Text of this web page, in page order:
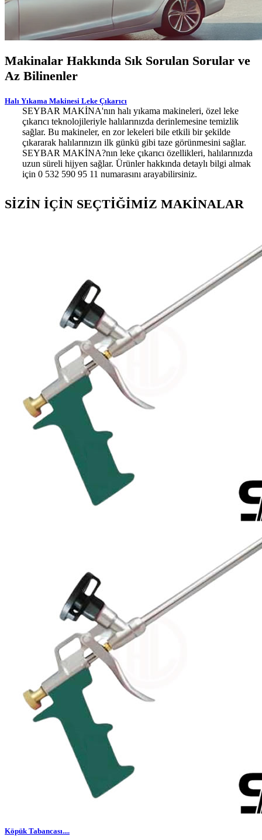
Makinalar Hakkında Sık Sorulan Sorular ve
Az Bilinenler
Halı Yıkama Makinesi Leke Çıkarıcı
SEYBAR MAKİNA'nın halı yıkama makineleri, özel leke
çıkarıcı teknolojileriyle halılarınızda derinlemesine temizlik
sağlar. Bu makineler, en zor lekeleri bile etkili bir şekilde
çıkararak halılarınızın ilk günkü gibi taze görünmesini sağlar.
SEYBAR MAKİNA?nın leke çıkarıcı özellikleri, halılarınızda
uzun süreli hijyen sağlar. Ürünler hakkında detaylı bilgi almak
için 0 532 590 95 11 numarasını arayabilirsiniz.
SİZİN İÇİN SEÇTİĞİMİZ MAKİNALAR
Köpük Tabancası....